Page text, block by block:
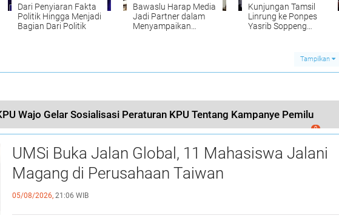
Dari Penyiaran Fakta
Politik Hingga Menjadi
Bagian Dari Politik
Bawaslu Harap Media
Jadi Partner dalam
Menyampaikan
Kunjungan Tamsil
Linrung ke Ponpes
Yasrib Soppeng
Tampilkan
Wajo Gelar Sosialisasi Peraturan KPU Tentang Kampanye Pemilu
0
UMSi Buka Jalan Global, 11 Mahasiswa Jalani
Magang di Perusahaan Taiwan
05/08/2026, 21:06 WIB